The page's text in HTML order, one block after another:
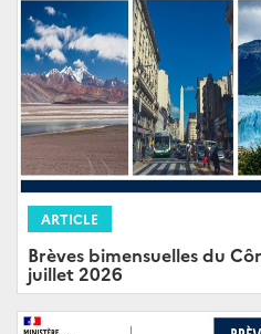
ARTICLE
Brèves bimensuelles du
juillet 2026